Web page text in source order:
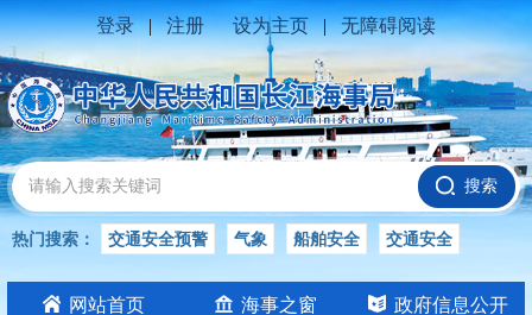
登录 | 注册 设为主页 | 无障碍阅读
搜索
热门搜索： 交通安全预警 气象 船舶安全 交通安全
水位公告 安全 交通 交通安全知识 长江
网站首页 海事之窗 政府信息公开